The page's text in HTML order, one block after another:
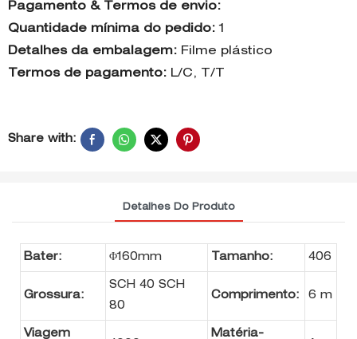
Pagamento & Termos de envio:
Quantidade mínima do pedido:1
Detalhes da embalagem: Filme plástico
Termos de pagamento: L/C, T/T
Share with:
Detalhes Do Produto
Bater: Φ160mm Tamanho: 406
Grossura:
SCH 40 SCH
80
Comprimento: 6 m
Viagem
Matéria-